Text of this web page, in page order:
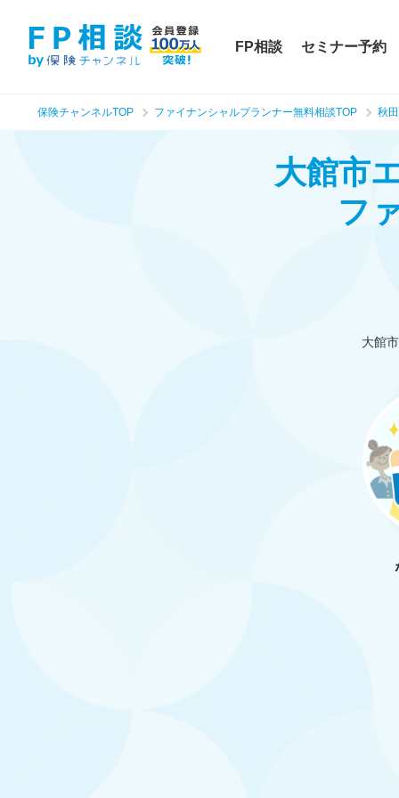
FP相談 セミナー予約
保険チャンネルTOP ファイナンシャルプランナー無料相談TOP 秋
大館市
フ
大館